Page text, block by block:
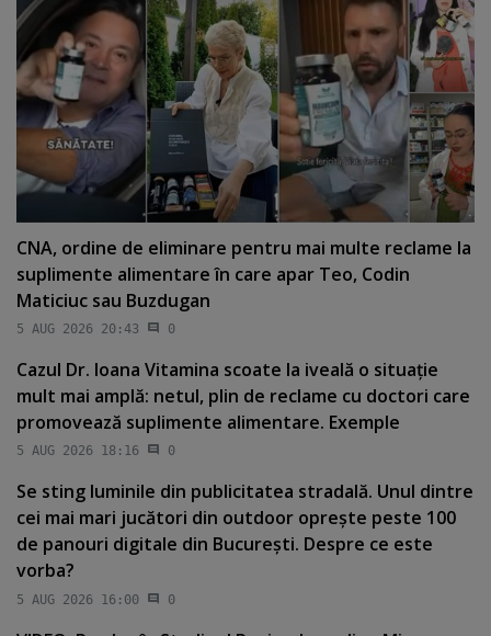
CNA, ordine de eliminare pentru mai multe reclame la
suplimente alimentare în care apar Teo, Codin
Maticiuc sau Buzdugan
5 AUG 2026 20:43 0
Cazul Dr. Ioana Vitamina scoate la iveală o situaţie
mult mai amplă: netul, plin de reclame cu doctori care
promovează suplimente alimentare. Exemple
5 AUG 2026 18:16 0
Se sting luminile din publicitatea stradală. Unul dintre
cei mai mari jucători din outdoor opreşte peste 100
de panouri digitale din Bucureşti. Despre ce este
vorba?
5 AUG 2026 16:00 0